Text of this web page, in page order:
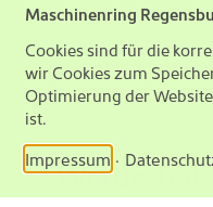
Werde Teil
Maschinenring
Cookies sind für die
wir Cookies zum
Optimierung der
ist.
Impressum